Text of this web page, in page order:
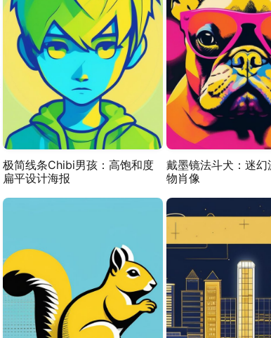
极简线条Chibi男孩：高饱和度
扁平设计海报
戴墨镜法斗犬：迷幻
物肖像